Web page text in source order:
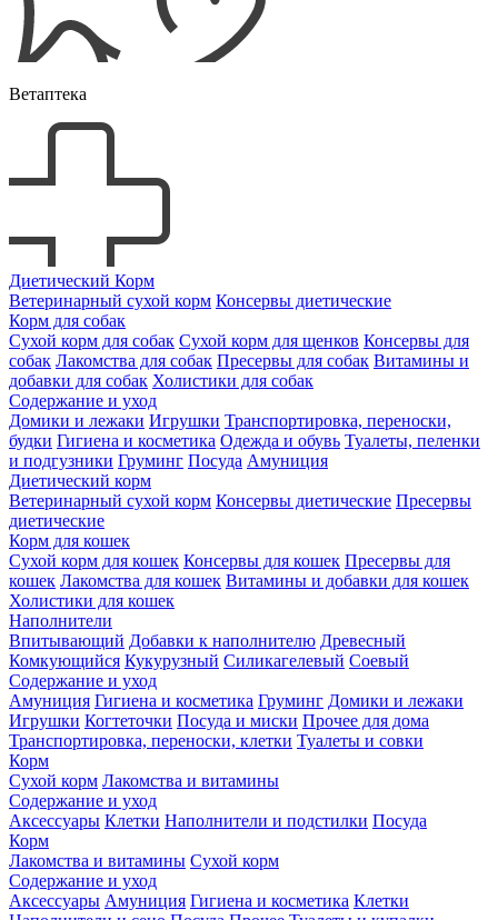
Ветаптека
Диетический Корм
Ветеринарный сухой корм Консервы диетические
Корм для собак
Сухой корм для собак Сухой корм для щенков Консервы для
собак Лакомства для собак Пресервы для собак Витамины и
добавки для собак Холистики для собак
Содержание и уход
Домики и лежаки Игрушки Транспортировка, переноски,
будки Гигиена и косметика Одежда и обувь Туалеты, пеленки
и подгузники Груминг Посуда Амуниция
Диетический корм
Ветеринарный сухой корм Консервы диетические Пресервы
диетические
Корм для кошек
Сухой корм для кошек Консервы для кошек Пресервы для
кошек Лакомства для кошек Витамины и добавки для кошек
Холистики для кошек
Наполнители
Впитывающий Добавки к наполнителю Древесный
Комкующийся Кукурузный Силикагелевый Соевый
Содержание и уход
Амуниция Гигиена и косметика Груминг Домики и лежаки
Игрушки Когтеточки Посуда и миски Прочее для дома
Транспортировка, переноски, клетки Туалеты и совки
Корм
Сухой корм Лакомства и витамины
Содержание и уход
Аксессуары Клетки Наполнители и подстилки Посуда
Корм
Лакомства и витамины Сухой корм
Содержание и уход
Аксессуары Амуниция Гигиена и косметика Клетки